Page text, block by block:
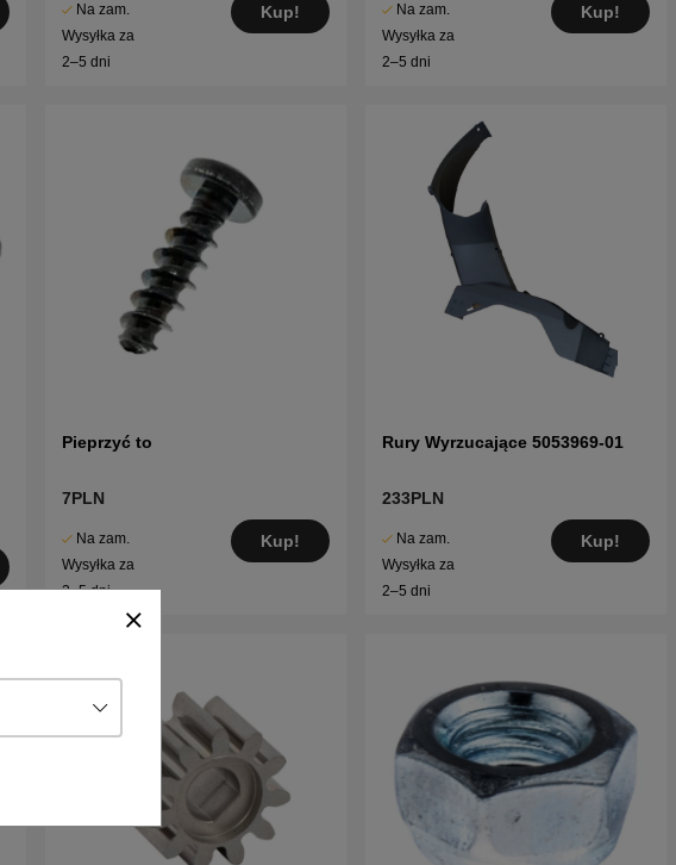
Na zam.
Wysyłka za
2–5 dni
Kup!
Na zam.
Wysyłka za
2–5 dni
Kup!
Pieprzyć to
7PLN
Na zam.
Wysyłka za
2–5 dni
Kup!
Rury Wyrzucające 5053969-01
233PLN
Na zam.
Wysyłka za
2–5 dni
Kup!